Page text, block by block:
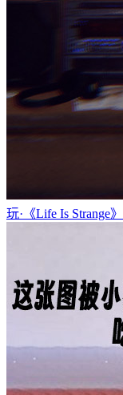
玩·《Life Is Strange》